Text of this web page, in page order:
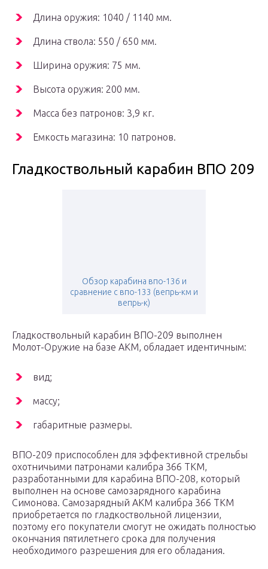
Длина оружия: 1040 / 1140 мм.
Длина ствола: 550 / 650 мм.
Ширина оружия: 75 мм.
Высота оружия: 200 мм.
Масса без патронов: 3,9 кг.
Емкость магазина: 10 патронов.
Гладкоствольный карабин ВПО 209
Обзор карабина впо-136 и
сравнение с впо-133 (вепрь-км и
вепрь-к)
Гладкоствольный карабин ВПО-209 выполнен
Молот-Оружие на базе АКМ, обладает идентичным:
вид;
массу;
габаритные размеры.
ВПО-209 приспособлен для эффективной стрельбы
охотничьими патронами калибра 366 ТКМ,
разработанными для карабина ВПО-208, который
выполнен на основе самозарядного карабина
Симонова. Самозарядный АКМ калибра 366 ТКМ
приобретается по гладкоствольной лицензии,
поэтому его покупатели смогут не ожидать полностью
окончания пятилетнего срока для получения
необходимого разрешения для его обладания.